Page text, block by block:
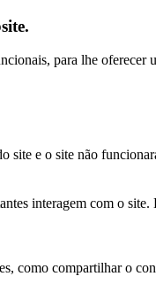
para lhe oferecer
site e o site não
interagem com o
como compartilhar o